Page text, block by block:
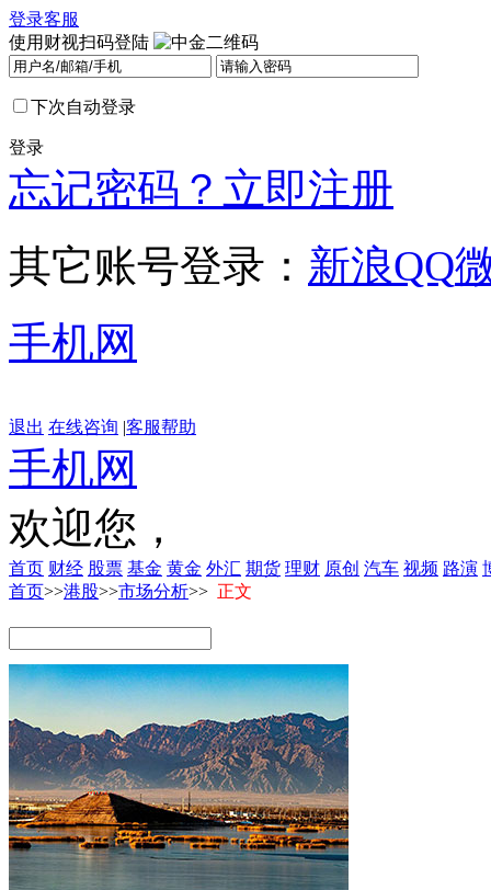
登录客服
使用财视扫码登陆
下次自动登录
登录
忘记密码？ 立即注册
其它账号登录： 新浪QQ
手机网
退出 在线咨询 |客服帮助
手机网
欢迎您，
首页 财经 股票 基金 黄金 外汇 期货 理财 原创 汽车 视频 路演
首页>>港股>>市场分析>> 正文